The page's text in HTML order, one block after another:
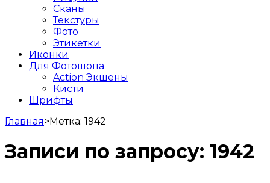
Сканы
Текстуры
Фото
Этикетки
Иконки
Для Фотошопа
Action Экшены
Кисти
Шрифты
Главная>Метка: 1942
Записи по запросу: 1942